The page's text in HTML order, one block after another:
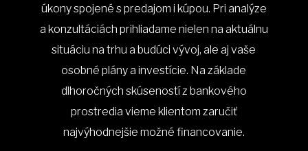
úkony spojené s predajom i kúpou. Pri analýze
a konzultáciách prihliadame nielen na aktuálnu
situáciu na trhu a budúci vývoj, ale aj vaše
osobné plány a investície. Na základe
dlhoročných skúseností z bankového
prostredia vieme klientom zaručiť
najvýhodnejšie možné financovanie.